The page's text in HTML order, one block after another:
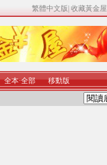
繁體中文版 收藏黃金屋
全本·全部 移動版